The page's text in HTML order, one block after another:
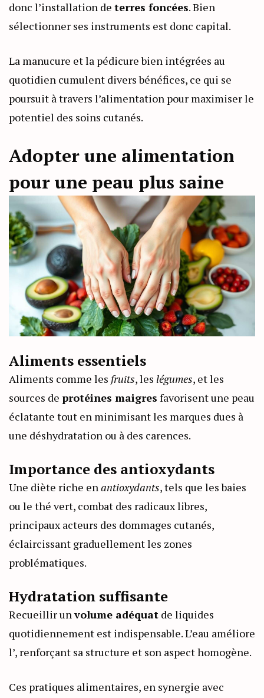
donc l’installation de terres foncées. Bien
sélectionner ses instruments est donc capital.
La manucure et la pédicure bien intégrées au
quotidien cumulent divers bénéfices, ce qui se
poursuit à travers l’alimentation pour maximiser le
potentiel des soins cutanés.
Adopter une alimentation
pour une peau plus saine
Aliments essentiels
Aliments comme les fruits, les légumes, et les
sources de protéines maigres favorisent une peau
éclatante tout en minimisant les marques dues à
une déshydratation ou à des carences.
Importance des antioxydants
Une diète riche enantioxydants, tels que les baies
ou le thé vert, combat des radicaux libres,
principaux acteurs des dommages cutanés,
éclaircissant graduellement les zones
problématiques.
Hydratation suffisante
Recueillir unvolume adéquat de liquides
quotidiennement est indispensable. L’eau améliore
l’, renforçant sa structure et son aspect homogène.
Ces pratiques alimentaires, en synergie avec